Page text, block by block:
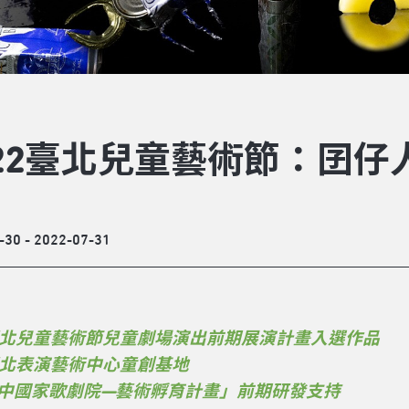
臺北兒童藝術節：囝仔
- 2022-07-31
兒童藝術節兒童劇場演出前期展演計畫入選作品
表演藝術中心童創基地
國家歌劇院—藝術孵育計畫」前期研發支持